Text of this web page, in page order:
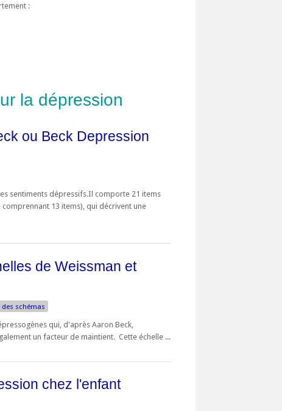
:
la dépression
ou Beck Depression
sentiments dépressifs.Il comporte 21 items
13 items), qui décrivent une
de Weissman et
des schémas
qui, d'après Aaron Beck,
un facteur de maintient. Cette échelle ...
chez l'enfant